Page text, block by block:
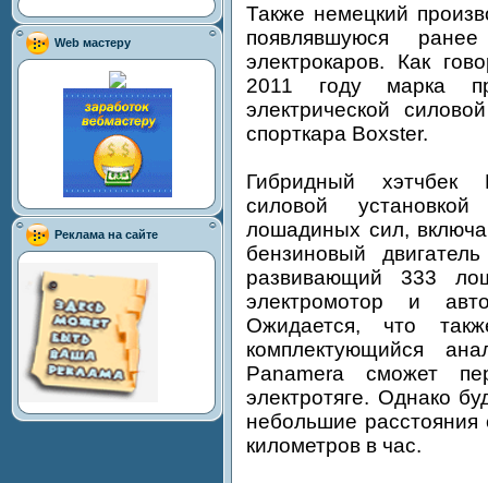
Web мастеру
Реклама на сайте
Также немецкий
появлявшуюся
электрокаров. Как
2011 году марка
электрической
спорткара Boxster.
Гибридный хэтчбек
силовой
лошадиных сил,
бензиновый
развивающий 333
электромотор и
Ожидается, что
комплектующийся
Panamera сможет
электротяге. Однако
небольшие
километров в час.